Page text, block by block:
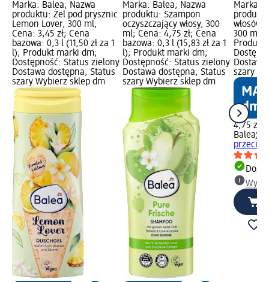
Marka: Balea; Nazwa
produktu: Żel pod prysznic
Lemon Lover, 300 ml;
Cena: 3,45 zł; Cena
bazowa: 0,3 l (11,50 zł za 1
l); Produkt marki dm;
Dostępność: Status zielony
Dostawa dostępna, Status
szary Wybierz sklep dm
Marka: Balea; Nazwa
produktu: Szampon
oczyszczający włosy, 300
ml; Cena: 4,75 zł; Cena
bazowa: 0,3 l (15,83 zł za 1
l); Produkt marki dm;
Dostępność: Status zielony
Dostawa dostępna, Status
szary Wybierz sklep dm
Marka:
włosów
300 ml;
Produkt
szary
4,75 zł
Balea